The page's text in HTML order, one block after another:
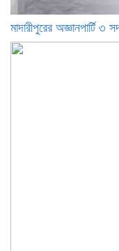
মাদারীপুরের অজ্ঞানপার্টি